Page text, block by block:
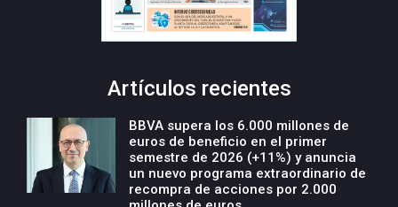
Artículos recientes
BBVA supera los 6.000 millones de
euros de beneficio en el primer
semestre de 2026 (+11%) y anuncia
un nuevo programa extraordinario de
recompra de acciones por 2.000